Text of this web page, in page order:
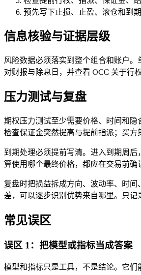
预先写下止损、止盈、滚仓和到期
信息核验与证据层级
风险数据必须落实到整个组合和账户
对财报与除息日，并查看 OCC 关于行
压力测试与复盘
期权压力测试至少需要价格、时间和
检查保证金突然提高与提前指派；买
到期处理必须提前写清。进入到期周
算使用哪个最终价格，都应在交易前确
复盘时把损益拆成方向、波动率、时
差，可以逐步识别优势来自哪里。只记
常见误区
误区 1：把模型或指标当成答案
模型和指标只是工具，不是结论。它们